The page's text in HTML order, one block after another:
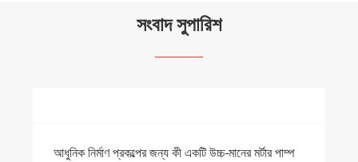
সংবাদ সুপারিশ
আধুনিক নির্মাণ প্রকল্পের জন্য কী একটি উচ্চ-মানের মর্টার পাম্প